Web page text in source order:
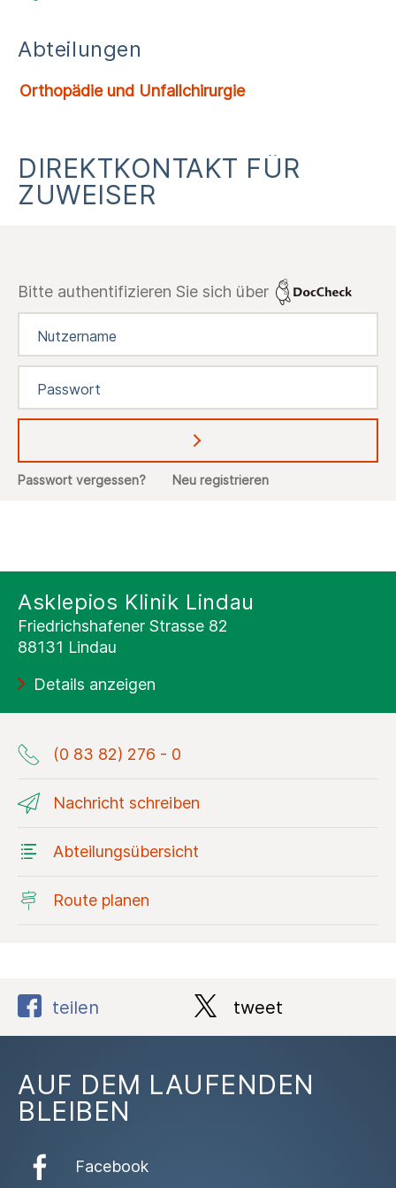
Abteilungen
Orthopädie und Unfallchirurgie
DIREKTKONTAKT FÜR
ZUWEISER
Bitte authentifizieren Sie sich über
Abschicken
Passwort vergessen? Neu registrieren
Asklepios Klinik Lindau
Friedrichshafener Strasse 82
88131 Lindau
Details anzeigen
(0 83 82) 276 - 0
Nachricht schreiben
Abteilungsübersicht
Route planen
teilen tweet
AUF DEM LAUFENDEN
BLEIBEN
Facebook